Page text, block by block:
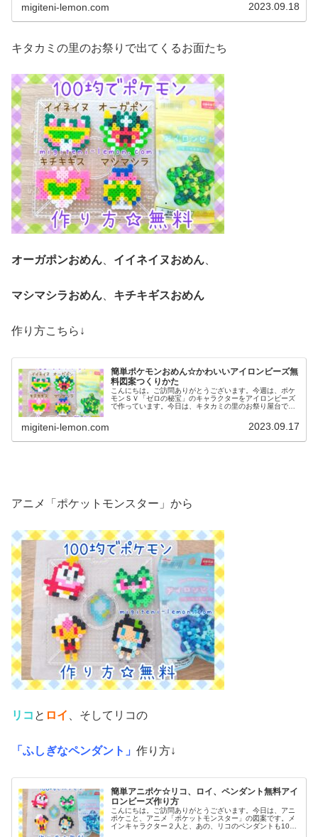
migiteni-lemon.com 2023.09.18
キタカミの里のお祭りで出てくるお面たち
オーガポンおめん イイネイヌおめん
マシマシラおめん キチキギスおめん
作り方こちら↓
簡単ポケモンおめん☆かわいいアイロンビーズ無
料図案つくりかた
こんにちは。ご訪問ありがとうございます。今週は、ポケ
モンＳＶ「ゼロの秘宝」のキャラクターをアイロンビーズ
で作っています。今日は、キタカミの里のお祭り屋台で売
migiteni-lemon.com 2023.09.17
アニメ「ポケットモンスター」から
リコ と ロイ 、そしてリコの
「ふしぎなペンダント」 作り方↓
簡単アニポケ☆リコ、ロイ、ペンダント無料アイ
ロンビーズ作り方
こんにちは。ご訪問ありがとうございます。今日は、アニ
ポケこと、アニメ「ポケットモンスター」の図案です。メ
インキャラクター２人と、あの、リコのペンダントも100